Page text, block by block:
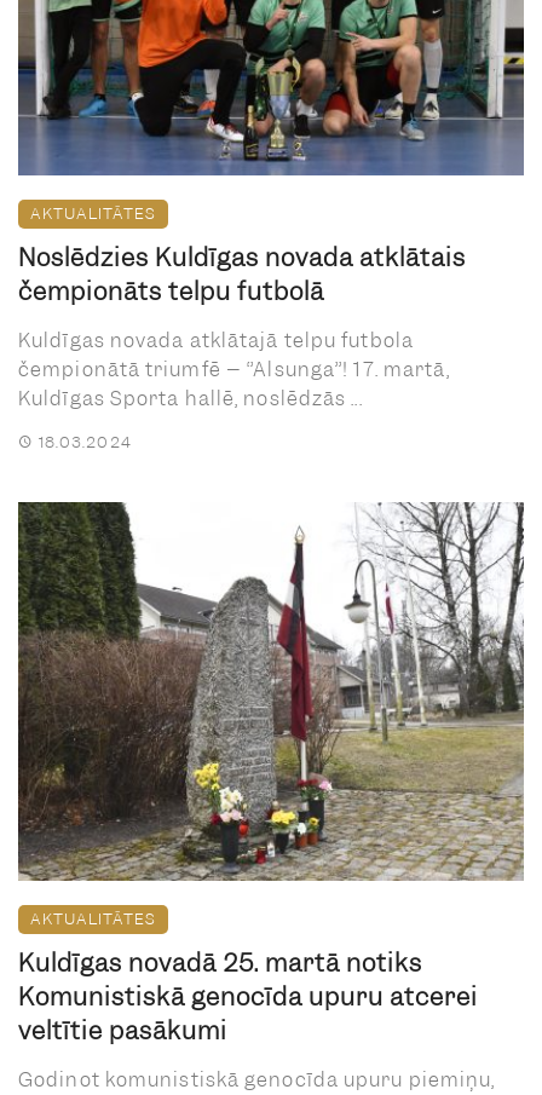
AKTUALITĀTES
Noslēdzies Kuldīgas novada atklātais
čempionāts telpu futbolā
Kuldīgas novada atklātajā telpu futbola
čempionātā triumfē – ‘’Alsunga’’! 17. martā,
Kuldīgas Sporta hallē, noslēdzās ...
18.03.2024
AKTUALITĀTES
Kuldīgas novadā 25. martā notiks
Komunistiskā genocīda upuru atcerei
veltītie pasākumi
Godinot komunistiskā genocīda upuru piemiņu,